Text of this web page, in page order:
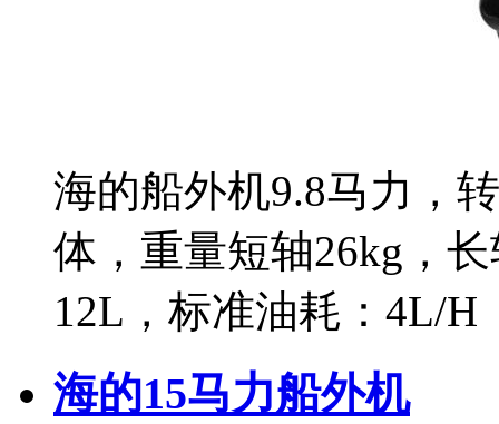
海的船外机9.8马力，
体，重量短轴26kg，
12L，标准油耗：4L/H
海的15马力船外机